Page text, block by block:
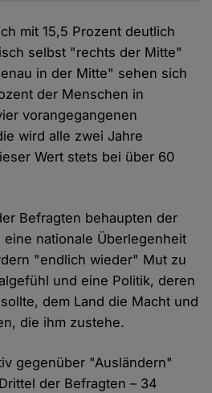
mit 15,5 Prozent deutlich
selbst "rechts der Mitte"
in der Mitte" sehen sich
der Menschen in
vorangegangenen
wird alle zwei Jahre
Wert stets bei über 60
Befragten behaupten der
nationale Überlegenheit
"endlich wieder" Mut zu
und eine Politik, deren
dem Land die Macht und
die ihm zustehe.
gegenüber "Ausländern"
der Befragten – 34